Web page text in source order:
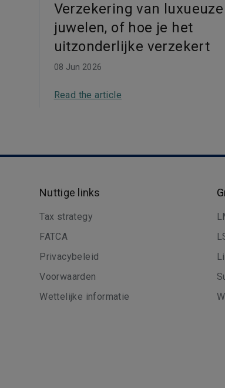
Verzekering van luxueuze
juwelen, of hoe je het
uitzonderlijke verzekert
08 Jun 2026
Read the article
Nuttige links
Tax strategy
FATCA
Privacybeleid
Voorwaarden
Wettelijke informatie